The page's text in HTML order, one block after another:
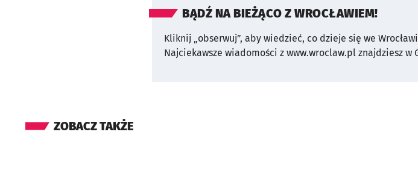
BĄDŹ NA BIEŻĄCO Z WROCŁAWIEM!
Kliknij „obserwuj”, aby wiedzieć, co dzieje się we
Najciekawsze wiadomości z www.wroclaw.pl znajdziesz w
ZOBACZ TAKŻE